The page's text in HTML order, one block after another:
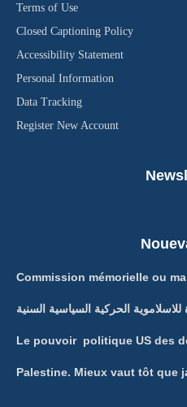
Terms of Use
Closed Captioning Policy
Accessibility Statement
Personal Information
Data Tracking
Register New Account
Commission mémorielle ou
للاسلاموية الحركية السياسية السنية
Le pouvoir politique US des
Palestine. Mieux vaut tôt que